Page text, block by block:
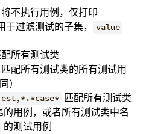
不执行用例，仅打印
于过滤测试的子集， value
所有测试类
匹配所有测试类的所有测试用
）
匹配所有测试类
的用例，或者所有测试类中名
的测试用例